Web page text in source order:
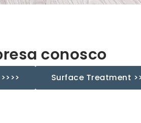
conosco
Surface Treatment